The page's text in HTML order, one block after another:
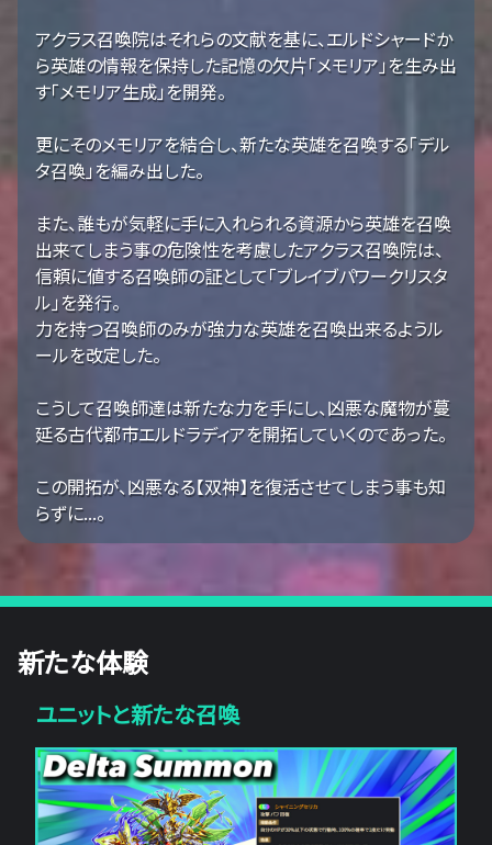
アクラス召喚院はそれらの文献を基に、エルドシャードか
ら英雄の情報を保持した記憶の欠片「メモリア」を生み出
す「メモリア生成」を開発。
更にそのメモリアを結合し、新たな英雄を召喚する「デル
タ召喚」を編み出した。
また、誰もが気軽に手に入れられる資源から英雄を召喚
出来てしまう事の危険性を考慮したアクラス召喚院は、
信頼に値する召喚師の証として「ブレイブパワークリスタ
ル」を発行。
力を持つ召喚師のみが強力な英雄を召喚出来るようル
ールを改定した。
こうして召喚師達は新たな力を手にし、凶悪な魔物が蔓
延る古代都市エルドラディアを開拓していくのであった。
この開拓が、凶悪なる【双神】を復活させてしまう事も知
らずに...。
新たな体験
ユニットと新たな召喚